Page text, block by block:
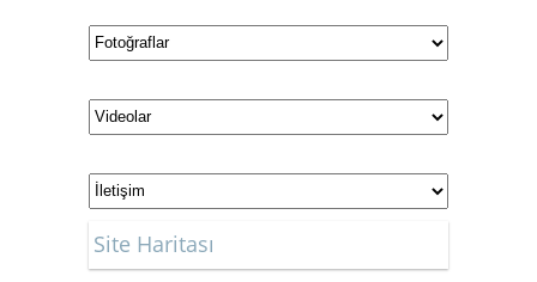
Site Haritası